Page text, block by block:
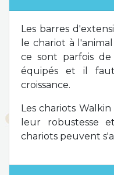
Les barres
le chariot à
ce sont parfois
équipés et il
croissance.
Les chariots
leur robustesse
chariots peuvent